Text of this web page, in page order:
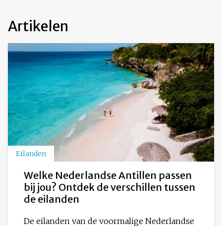
Artikelen
Eilanden
Welke Nederlandse Antillen passen
bij jou? Ontdek de verschillen tussen
de eilanden
De eilanden van de voormalige Nederlandse